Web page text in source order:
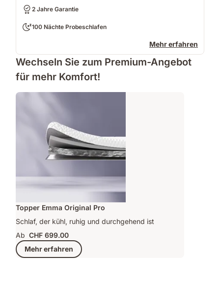
2 Jahre Garantie
100 Nächte Probeschlafen
Mehr erfahren
Wechseln Sie zum Premium-Angebot
für mehr Komfort!
Topper Emma Original Pro
Schlaf, der kühl, ruhig und durchgehend ist
Ab CHF 699.00
Mehr erfahren